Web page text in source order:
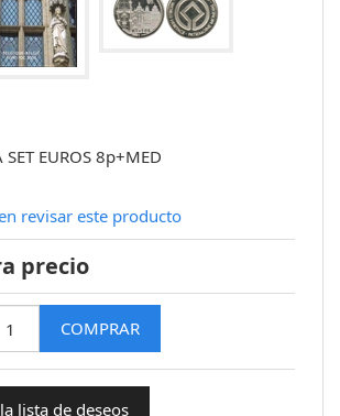
EUROS 8p+MED
revisar este producto
precio